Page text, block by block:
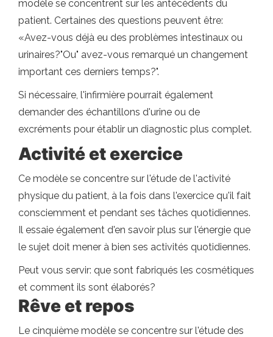
modèle se concentrent sur les antécédents du
patient. Certaines des questions peuvent être:
«Avez-vous déjà eu des problèmes intestinaux ou
urinaires?"Ou" avez-vous remarqué un changement
important ces derniers temps?".
Si nécessaire, l'infirmière pourrait également
demander des échantillons d'urine ou de
excréments pour établir un diagnostic plus complet.
Activité et exercice
Ce modèle se concentre sur l'étude de l'activité
physique du patient, à la fois dans l'exercice qu'il fait
consciemment et pendant ses tâches quotidiennes.
Il essaie également d'en savoir plus sur l'énergie que
le sujet doit mener à bien ses activités quotidiennes.
Peut vous servir: que sont fabriqués les cosmétiques
et comment ils sont élaborés?
Rêve et repos
Le cinquième modèle se concentre sur l'étude des